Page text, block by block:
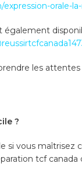
expression-orale-
également
les
?
si vous
tcf